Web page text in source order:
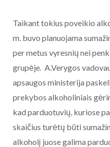
Taikant tokius poveikio
m. buvo planuojama
per metus vyresnių nei
grupėje. A.Verygos
apsaugos ministerija
prekybos alkoholiniais
kad parduotuvių, kuriose
skaičius turėtų būti
alkoholį juose galima